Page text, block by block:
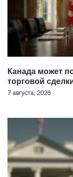
Канада может
торговой
7 августа, 2026